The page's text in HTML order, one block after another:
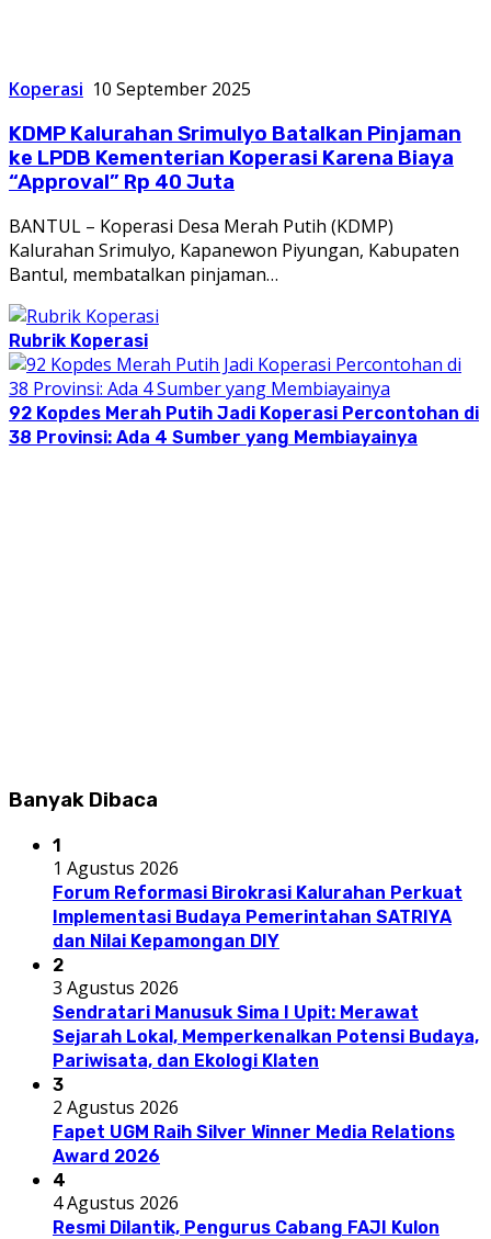
Koperasi 10 September 2025
KDMP Kalurahan Srimulyo Batalkan Pinjaman
ke LPDB Kementerian Koperasi Karena Biaya
“Approval” Rp 40 Juta
BANTUL – Koperasi Desa Merah Putih (KDMP)
Kalurahan Srimulyo, Kapanewon Piyungan, Kabupaten
Bantul, membatalkan pinjaman…
Rubrik Koperasi
92 Kopdes Merah Putih Jadi Koperasi Percontohan di
38 Provinsi: Ada 4 Sumber yang Membiayainya
Banyak Dibaca
1
1 Agustus 2026
Forum Reformasi Birokrasi Kalurahan Perkuat
Implementasi Budaya Pemerintahan SATRIYA
dan Nilai Kepamongan DIY
2
3 Agustus 2026
Sendratari Manusuk Sima I Upit: Merawat
Sejarah Lokal, Memperkenalkan Potensi Budaya,
Pariwisata, dan Ekologi Klaten
3
2 Agustus 2026
Fapet UGM Raih Silver Winner Media Relations
Award 2026
4
4 Agustus 2026
Resmi Dilantik, Pengurus Cabang FAJI Kulon